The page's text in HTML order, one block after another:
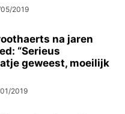
2019
na jaren
“Serieus
geweest, moeilijk
2019